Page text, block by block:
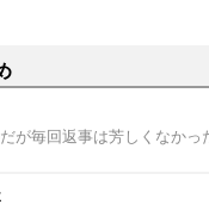
が毎回返事は芳しくなかっ